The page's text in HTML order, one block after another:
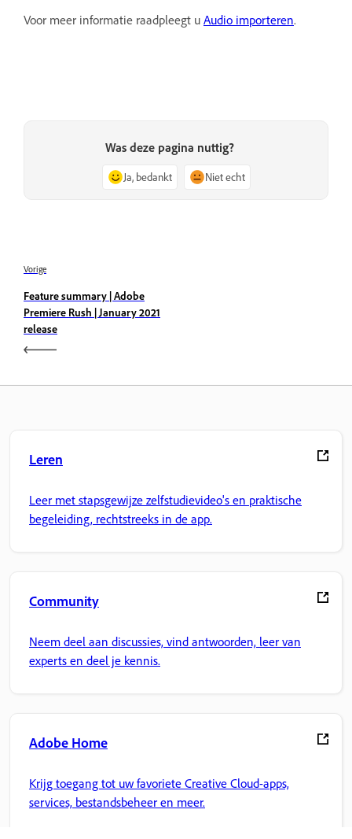
Voor meer informatie raadpleegt u Audio importeren.
Was deze pagina nuttig?
Ja, bedankt Niet echt
Vorige
Feature summary | Adobe
Premiere Rush | January 2021
release
Leren
Leer met stapsgewijze zelfstudievideo's en praktische
begeleiding, rechtstreeks in de app.
Community
Neem deel aan discussies, vind antwoorden, leer van
experts en deel je kennis.
Adobe Home
Krijg toegang tot uw favoriete Creative Cloud-apps,
services, bestandsbeheer en meer.